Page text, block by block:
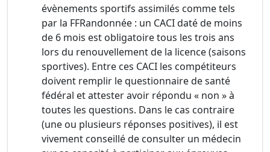
évènements sportifs assimilés comme tels
par la FFRandonnée : un CACI daté de moins
de 6 mois est obligatoire tous les trois ans
lors du renouvellement de la licence (saisons
sportives). Entre ces CACI les compétiteurs
doivent remplir le questionnaire de santé
fédéral et attester avoir répondu « non » à
toutes les questions. Dans le cas contraire
(une ou plusieurs réponses positives), il est
vivement conseillé de consulter un médecin